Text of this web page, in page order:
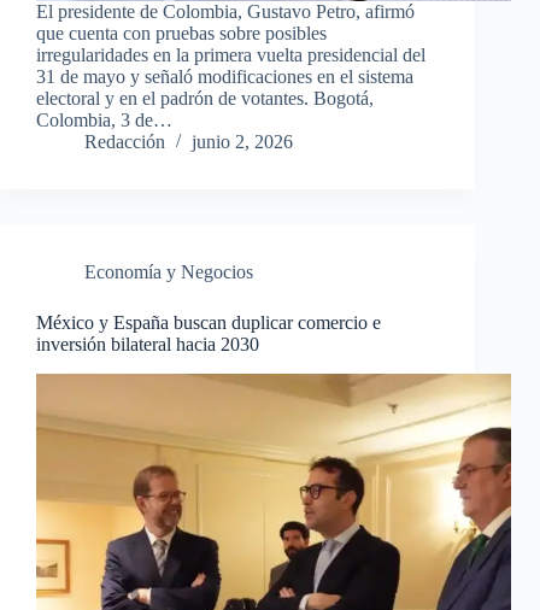
El presidente de Colombia, Gustavo Petro, afirmó
que cuenta con pruebas sobre posibles
irregularidades en la primera vuelta presidencial del
31 de mayo y señaló modificaciones en el sistema
electoral y en el padrón de votantes. Bogotá,
Colombia, 3 de…
Redacción
junio 2, 2026
Economía y Negocios
México y España buscan duplicar comercio e
inversión bilateral hacia 2030